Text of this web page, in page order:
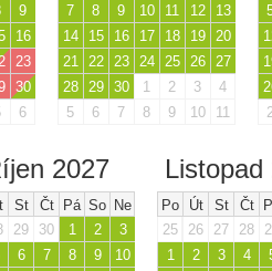
9
16
23
30
6
7
8 9 10 11 12
13
14
15 16 17 18 19
20
21
22 23 24 25 26
27
28
29 30 1 2 3
4
5
6 7 8 9 10 11
2027
St Čt Pá So Ne
29 30 1 2
3
6 7 8 9
10
Listopad
Po Út St Čt
25
26 27 28
1
2 3 4